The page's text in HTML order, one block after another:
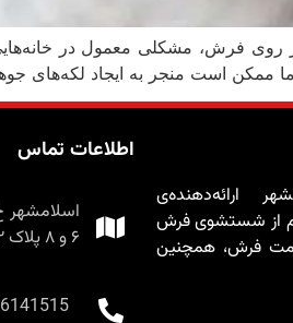
روی فرش، مشکلی معمول در
ممکن است منجر به ایجاد لکه‌های
ارائه‌دهنده‌ی
از شستشوی فرش
فرش، همچنین
اطلاعات تماس
اسلامشهر
۶ و ۸ پلاک ۱۲۲